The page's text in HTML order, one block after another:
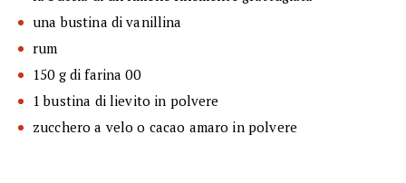
una bustina di vanillina
rum
150 g di farina 00
1 bustina di lievito in polvere
zucchero a velo o cacao amaro in polvere